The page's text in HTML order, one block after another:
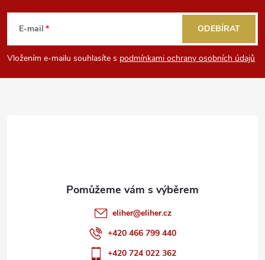
p
E-mail
Vložením e-mailu souhlasíte s podmínkami ochrany osobních údajů
ODEBÍRAT
eliher@eliher.cz
+420 466 799 440
+420 724 022 362